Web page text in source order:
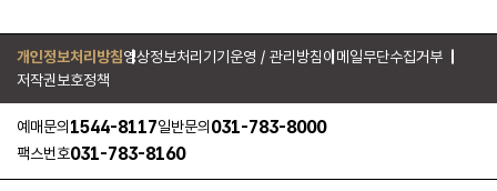
개인정보처리방침영상정보처리기기운영 / 관리방침이메일무단수집거부
저작권보호정책
예매문의 1544-8117일반문의 031-783-8000
팩스번호031-783-8160